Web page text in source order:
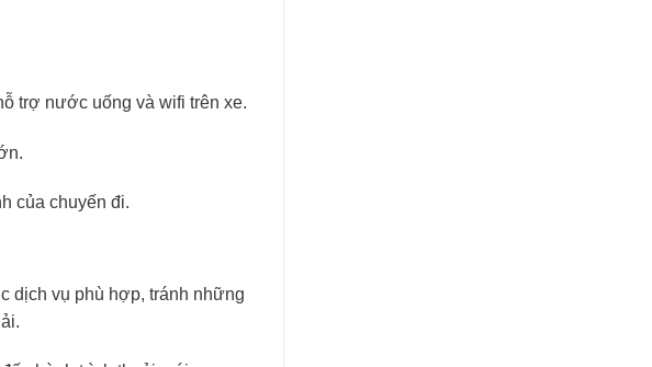
trợ nước uống và wifi trên xe.
của chuyến đi.
dịch vụ phù hợp, tránh những